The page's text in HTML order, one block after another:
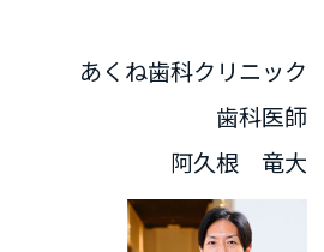
あくね歯科クリニック
歯科医師
阿久根 竜大